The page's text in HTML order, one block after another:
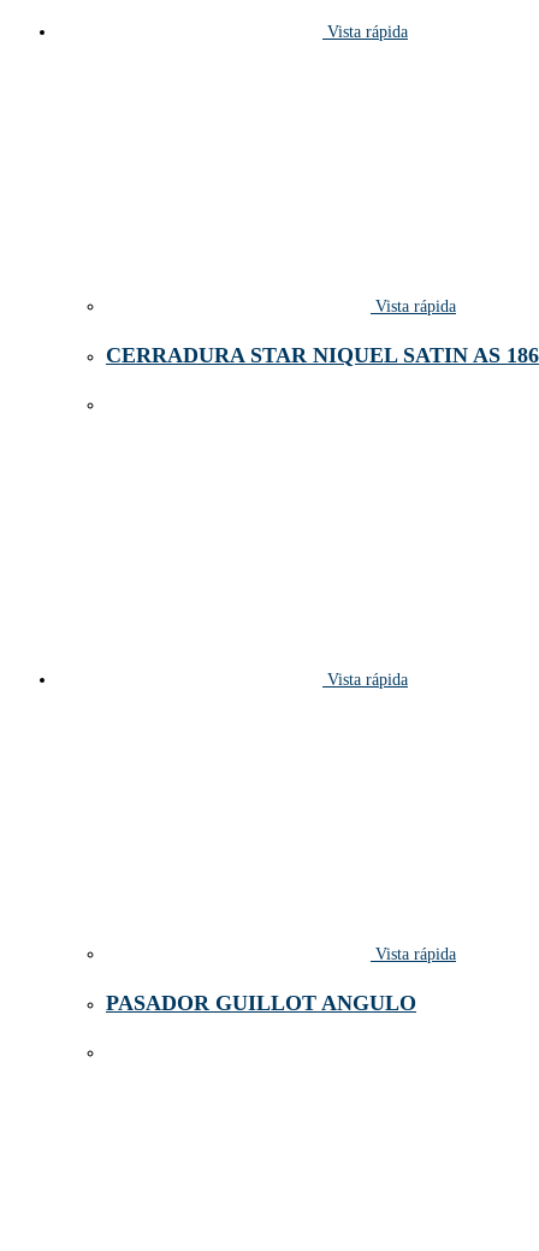
Vista rápida
Vista rápida
CERRADURA STAR NIQUEL SATIN AS
Vista rápida
Vista rápida
PASADOR GUILLOT ANGULO